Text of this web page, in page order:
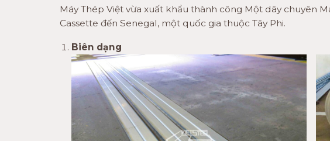
Máy Thép Việt vừa xuất khẩu thành công Một dây chuyên
Cassette đến Senegal, một quốc gia thuộc Tây Phi.
Biên dạng